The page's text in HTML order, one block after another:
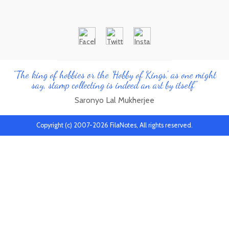
"The king of hobbies or the 'Hobby of Kings', as one might
say, stamp collecting is indeed an art by itself"
Saronyo Lal Mukherjee
Copyright (c) 2007-2026 FilaNotes, All rights reserved.